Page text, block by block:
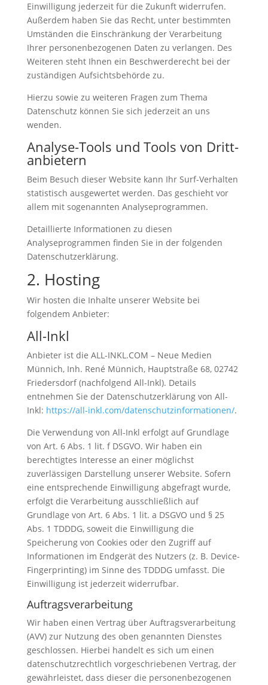
Einwilligung jederzeit für die Zukunft widerrufen.
Außerdem haben Sie das Recht, unter bestimmten
Umständen die Einschränkung der Verarbeitung
Ihrer personenbezogenen Daten zu verlangen. Des
Weiteren steht Ihnen ein Beschwerderecht bei der
zuständigen Aufsichtsbehörde zu.
Hierzu sowie zu weiteren Fragen zum Thema
Datenschutz können Sie sich jederzeit an uns
wenden.
Analyse-Tools und Tools von Dritt­
anbietern
Beim Besuch dieser Website kann Ihr Surf-Verhalten
statistisch ausgewertet werden. Das geschieht vor
allem mit sogenannten Analyseprogrammen.
Detaillierte Informationen zu diesen
Analyseprogrammen finden Sie in der folgenden
Datenschutzerklärung.
2. Hosting
Wir hosten die Inhalte unserer Website bei
folgendem Anbieter:
All-Inkl
Anbieter ist die ALL-INKL.COM – Neue Medien
Münnich, Inh. René Münnich, Hauptstraße 68, 02742
Friedersdorf (nachfolgend All-Inkl). Details
entnehmen Sie der Datenschutzerklärung von All-
Inkl: https://all-inkl.com/datenschutzinformationen/.
Die Verwendung von All-Inkl erfolgt auf Grundlage
von Art. 6 Abs. 1 lit. f DSGVO. Wir haben ein
berechtigtes Interesse an einer möglichst
zuverlässigen Darstellung unserer Website. Sofern
eine entsprechende Einwilligung abgefragt wurde,
erfolgt die Verarbeitung ausschließlich auf
Grundlage von Art. 6 Abs. 1 lit. a DSGVO und § 25
Abs. 1 TDDDG, soweit die Einwilligung die
Speicherung von Cookies oder den Zugriff auf
Informationen im Endgerät des Nutzers (z. B. Device-
Fingerprinting) im Sinne des TDDDG umfasst. Die
Einwilligung ist jederzeit widerrufbar.
Auftragsverarbeitung
Wir haben einen Vertrag über Auftragsverarbeitung
(AVV) zur Nutzung des oben genannten Dienstes
geschlossen. Hierbei handelt es sich um einen
datenschutzrechtlich vorgeschriebenen Vertrag, der
gewährleistet, dass dieser die personenbezogenen